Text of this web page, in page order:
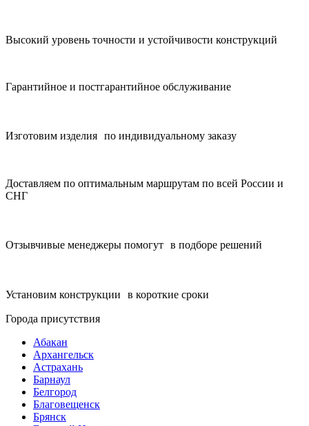
Высокий уровень точности и устойчивости конструкций
Гарантийное и постгарантийное обслуживание
Изготовим изделия по индивидуальному заказу
Доставляем по оптимальным маршрутам по всей России и
СНГ
Отзывчивые менеджеры помогут в подборе решений
Установим конструкции в короткие сроки
Города присутствия
Абакан
Архангельск
Астрахань
Барнаул
Белгород
Благовещенск
Брянск